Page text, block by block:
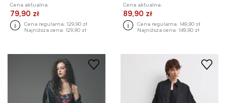
Cena aktualna:
79,90 zł
Cena regularna: 129,90 zł
Najniższa cena: 129,90 zł
Cena aktualna:
89,90 zł
Cena regularna: 149,90 zł
Najniższa cena: 149,90 zł